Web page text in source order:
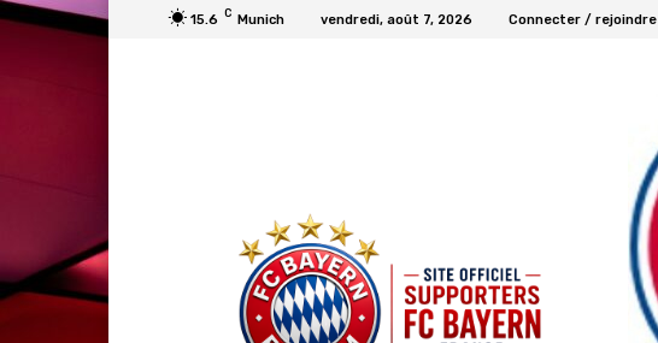
15.6 C Munich vendredi, août 7, 2026 Connecter / rejoindre